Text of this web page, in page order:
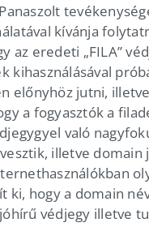
kívánja
az eredeti „FILA”
kihasználásával
előnyhöz jutni,
a fogyasztók a
való
illetve domain
ki, hogy a domain
védjegy illetve